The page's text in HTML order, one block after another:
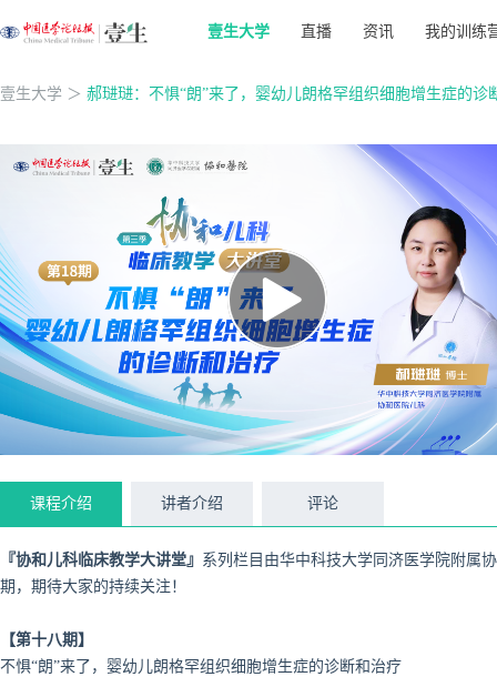
壹生大学 直播 资讯 我的训练
壹生大学 ＞ 郝琎琎：不惧“朗”来了，婴幼儿朗格罕组织细胞增生症的
课程介绍 讲者介绍 评论
『协和儿科临床教学大讲堂』 系列栏目由华中科技大学同济医学院附属
期，期待大家的持续关注！
【第十八期】
不惧“朗”来了，婴幼儿朗格罕组织细胞增生症的诊断和治疗